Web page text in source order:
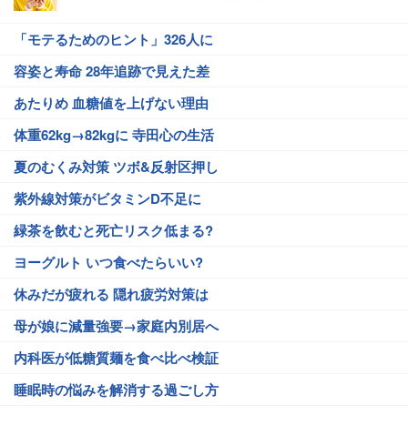
「モテるためのヒント」326人に
容姿と寿命 28年追跡で見えた差
あたりめ 血糖値を上げない理由
体重62kg→82kgに 寺田心の生活
夏のむくみ対策 ツボ&反射区押し
紫外線対策がビタミンD不足に
緑茶を飲むと死亡リスク低まる?
ヨーグルト いつ食べたらいい?
休みだが疲れる 隠れ疲労対策は
母が娘に減量強要→家庭内別居へ
内科医が低糖質麺を食べ比べ検証
睡眠時の悩みを解消する過ごし方